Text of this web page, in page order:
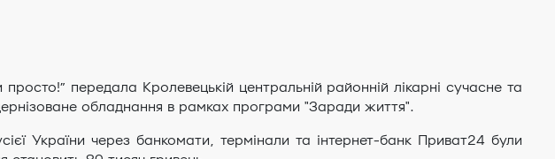
передала Кролевецькій центральній районній лікарні сучасне та
обладнання в рамках програми "Заради життя".
України через банкомати, термінали та інтернет-банк Приват24 були